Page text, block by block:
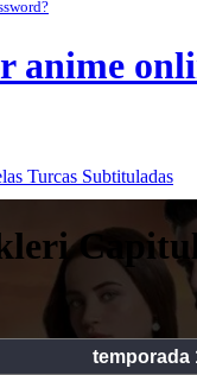
anime
Turcas Subtituladas